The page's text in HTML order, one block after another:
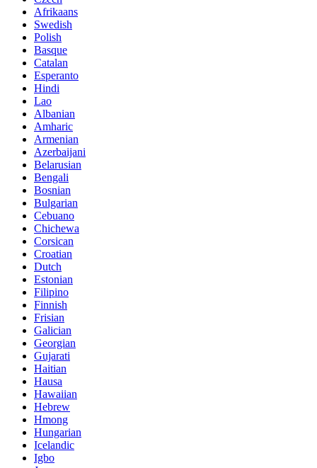
Afrikaans
Swedish
Polish
Basque
Catalan
Esperanto
Hindi
Lao
Albanian
Amharic
Armenian
Azerbaijani
Belarusian
Bengali
Bosnian
Bulgarian
Cebuano
Chichewa
Corsican
Croatian
Dutch
Estonian
Filipino
Finnish
Frisian
Galician
Georgian
Gujarati
Haitian
Hausa
Hawaiian
Hebrew
Hmong
Hungarian
Icelandic
Igbo